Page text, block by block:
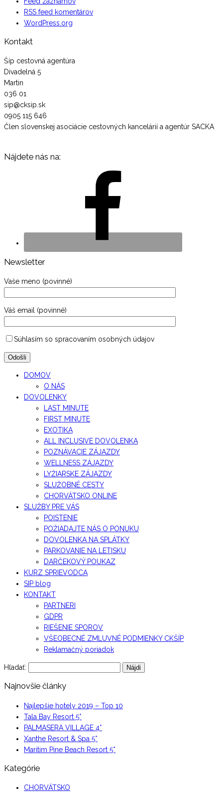
RSS feed komentárov
WordPress.org
Kontakt
Šíp cestovná agentúra
Divadelná 5
Martin
036 01
sip@cksip.sk
0905 115 646
Člen slovenskej asociácie cestovných kancelárií a agentúr SACKA
Nájdete nás na:
Newsletter
Vaše meno (povinné)
Váš email (povinné)
Súhlasím so spracovaním osobných údajov
DOMOV
O NÁS
DOVOLENKY
LAST MINUTE
FIRST MINUTE
EXOTIKA
ALL INCLUSIVE DOVOLENKA
POZNÁVACIE ZÁJAZDY
WELLNESS ZÁJAZDY
LYŽIARSKE ZÁJAZDY
SLUŽOBNÉ CESTY
CHORVÁTSKO ONLINE
SLUŽBY PRE VÁS
POISTENIE
POŽIADAJTE NÁS O PONUKU
DOVOLENKA NA SPLÁTKY
PARKOVANIE NA LETISKU
DARČEKOVÝ POUKAZ
KURZ SPRIEVODCA
SIP blog
KONTAKT
PARTNERI
GDPR
RIEŠENIE SPOROV
VŠEOBECNÉ ZMLUVNÉ PODMIENKY CKŠÍP
Reklamačný poriadok
Hľadať:
Najnovšie články
Najlepšie hotely 2019 – Top 10
Tala Bay Resort 5*
PALMASERA VILLAGE 4*
Xanthe Resort & Spa 5*
Maritim Pine Beach Resort 5*
Kategórie
CHORVÁTSKO